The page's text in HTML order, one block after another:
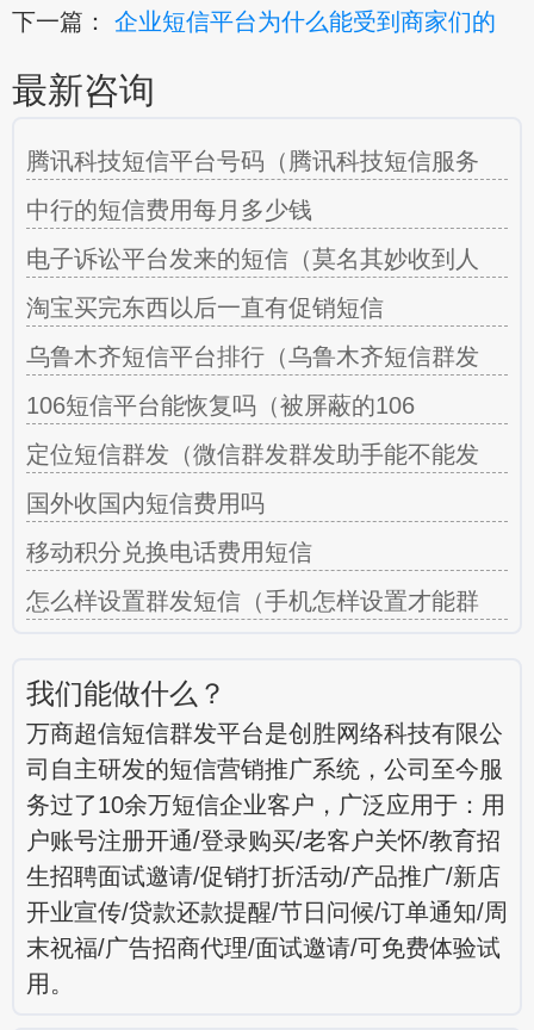
下一篇： 企业短信平台为什么能受到商家们的
最新咨询
腾讯科技短信平台号码（腾讯科技短信服务
中行的短信费用每月多少钱
电子诉讼平台发来的短信（莫名其妙收到人
淘宝买完东西以后一直有促销短信
乌鲁木齐短信平台排行（乌鲁木齐短信群发
106短信平台能恢复吗（被屏蔽的106
定位短信群发（微信群发群发助手能不能发
国外收国内短信费用吗
移动积分兑换电话费用短信
怎么样设置群发短信（手机怎样设置才能群
我们能做什么？
万商超信短信群发平台是创胜网络科技有限公
司自主研发的短信营销推广系统，公司至今服
务过了10余万短信企业客户，广泛应用于：用
户账号注册开通/登录购买/老客户关怀/教育招
生招聘面试邀请/促销打折活动/产品推广/新店
开业宣传/贷款还款提醒/节日问候/订单通知/周
末祝福/广告招商代理/面试邀请/可免费体验试
用。